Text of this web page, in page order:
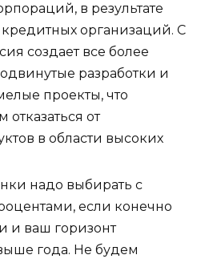
в результате
организаций. С
создает все более
разработки и
проекты, что
от
в области высоких
надо выбирать с
если конечно
и ваш горизонт
года. Не будем